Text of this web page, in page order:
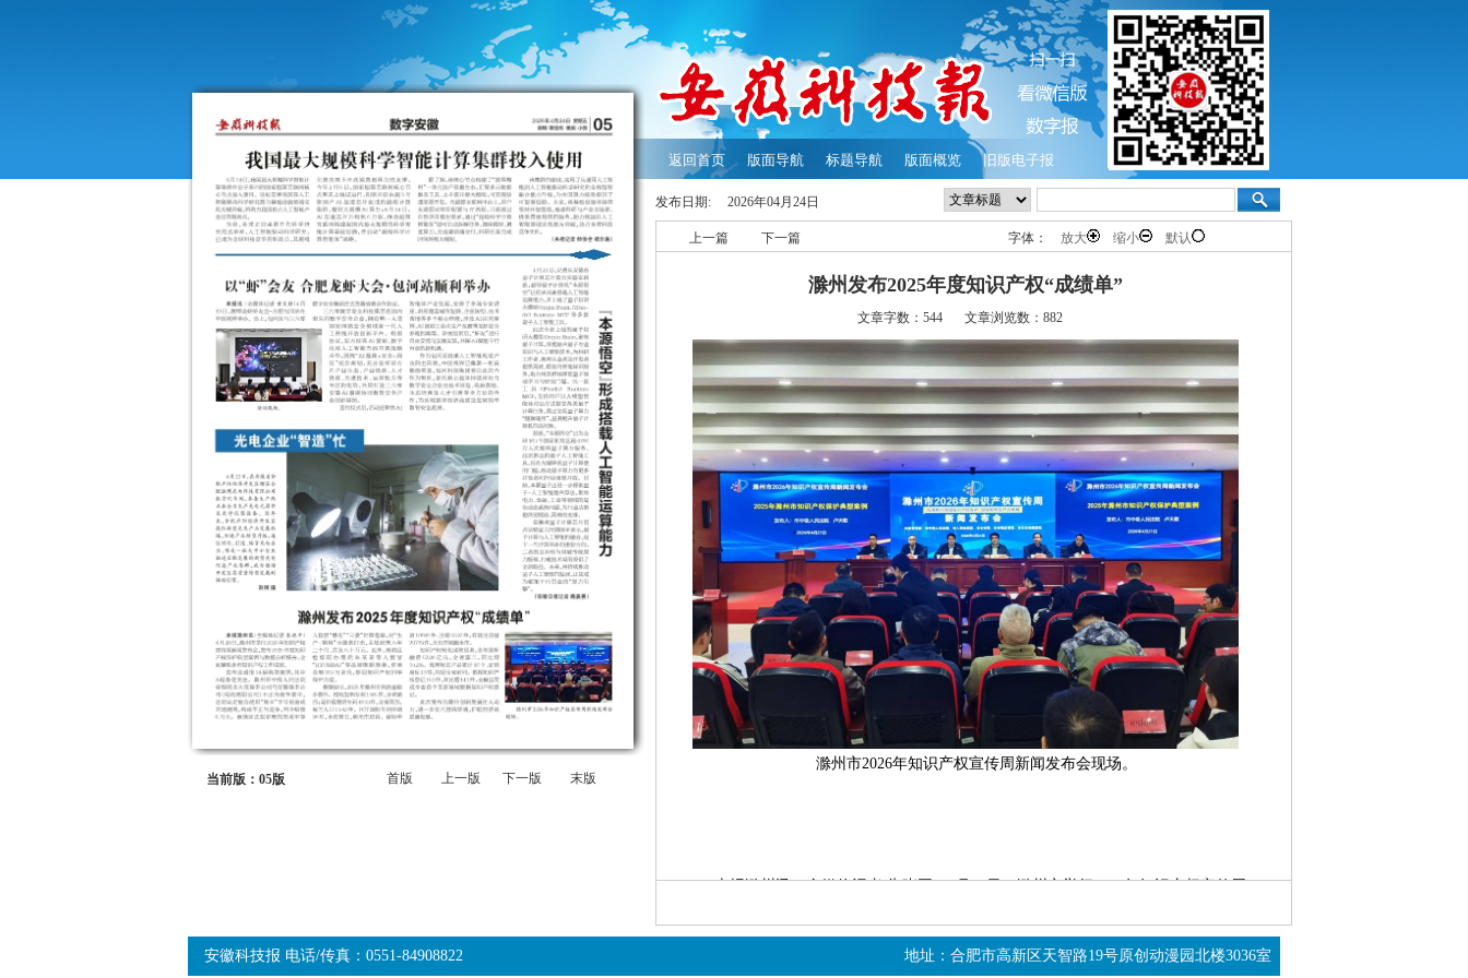
返回首页 版面导航 标题导航 版面概览 旧版电子报
当前版：05版 首版 上一版 下一版 末版
发布日期: 2026年04月24日
上一篇 下一篇 字体： 放大 缩小 默认
滁州发布2025年度知识产权“成绩单”
文章字数：544 文章浏览数：882
滁州市2026年知识产权宣传周新闻发布会现场。
本报滁州讯（全媒体记者 朱晓平）4月20日，滁州市举行2026年知识产权宣传周
安徽科技报 电话/传真：0551-84908822 地址：合肥市高新区天智路19号原创动漫园北楼3036室